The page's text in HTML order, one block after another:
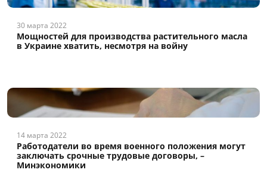
30 марта 2022
Мощностей для производства растительного масла
в Украине хватить, несмотря на войну
14 марта 2022
Работодатели во время военного положения могут
заключать срочные трудовые договоры, –
Минэкономики